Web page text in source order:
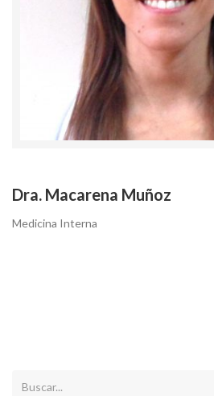
Dra. Macarena Muñoz
Medicina Interna